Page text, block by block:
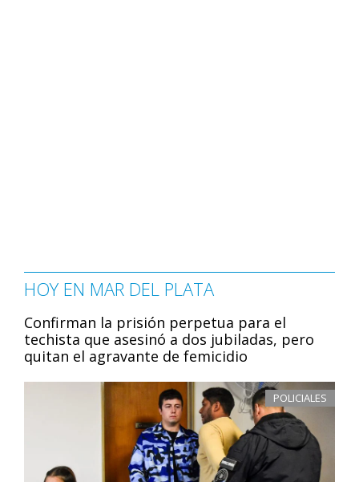
HOY EN MAR DEL PLATA
Confirman la prisión perpetua para el
techista que asesinó a dos jubiladas, pero
quitan el agravante de femicidio
POLICIALES